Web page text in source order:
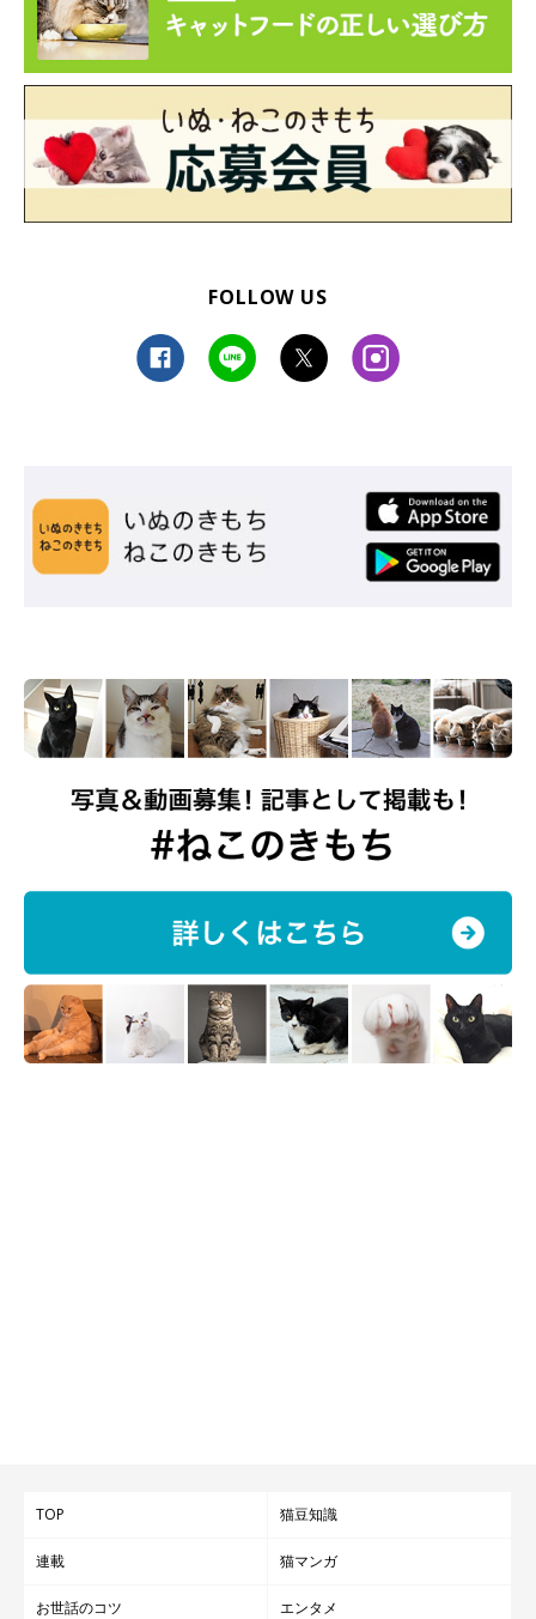
「萌え過ぎて苦しい…」「天使のよう」 マンチカン立ちする子猫の姿に大反響（ねこのき
もちWEB MAGAZINE）
生後2か月ごろに立ち上がった姿です。
マンチカン立ちで器用に、まわりを見渡しているようですね。目
線が高くなったことで視野が広くなり、うれしくなったのかもし
きもちWEB MAGAZINE編集長）
ぎくんの妹猫なのです」（ねこのきもちWEB MAGAZINE編集長）
FOLLOW US
TOP 猫豆知識
連載 猫マンガ
お世話のコツ エンタメ